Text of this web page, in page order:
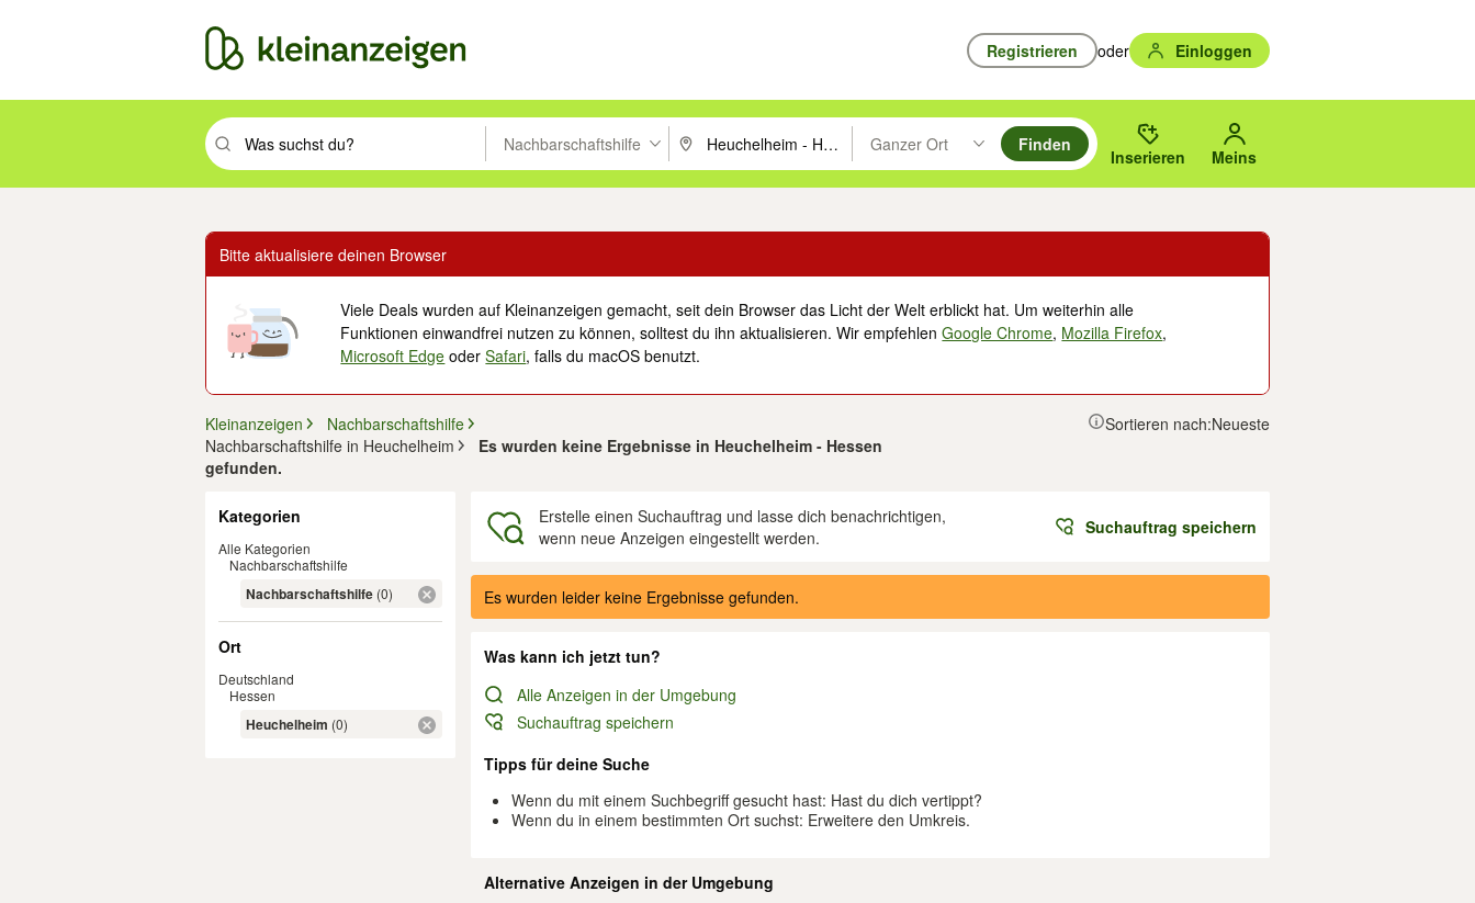
Registrieren oder Einloggen
Suchbegriff eingeben. Eingabetaste drücken um zu suchen, oder Vorschläge mit den Pfeiltasten nach oben/unten durchsuchen und mit Eingabetaste auswählen.
Nachbarschaftshilfe PLZ oder Ort eingeben. Eingabetaste drücken um zu suchen, oder Vorschläge mit den Pfeiltasten nach oben/
Ganzer Ort
Suche im Umkreis des gewählten Orts oder PLZ.
Finden
Inserieren Meins
Bitte aktualisiere deinen Browser
Viele Deals wurden auf Kleinanzeigen gemacht, seit dein Browser das Licht der Welt erblickt hat. Um weiterhin alle
Funktionen einwandfrei nutzen zu können, solltest du ihn aktualisieren. Wir empfehlenGoogle Chrome, Mozilla Firefox,
Microsoft Edge oderSafari, falls du macOS benutzt.
Kleinanzeigen
Nachbarschaftshilfe
Nachbarschaftshilfe in Heuchelheim
Es wurden keine Ergebnisse in Heuchelheim - Hessen
gefunden.
Sortieren nach:Neueste
Kategorien
Alle Kategorien
Nachbarschaftshilfe
Nachbarschaftshilfe (0)
Ort
Deutschland
Hessen
Heuchelheim (0)
Erstelle einen Suchauftrag und lasse dich benachrichtigen,
wenn neue Anzeigen eingestellt werden.
Suchauftrag speichern
Ergebnisse
Es wurden leider keine Ergebnisse gefunden.
Was kann ich jetzt tun?
Alle Anzeigen in der Umgebung
Suchauftrag speichern
Tipps für deine Suche
Wenn du mit einem Suchbegriff gesucht hast: Hast du dich vertippt?
Wenn du in einem bestimmten Ort suchst: Erweitere den Umkreis.
Alternative Anzeigen in der Umgebung